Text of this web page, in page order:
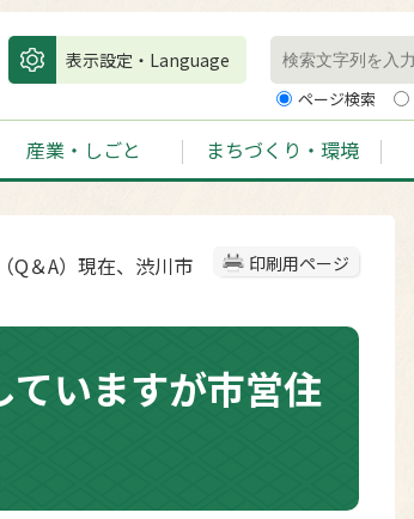
表示設定・Language
ページ検索
産業・しごと まちづくり・環境
印刷用ページ
Q＆A）現在、渋川市
ていますが市営住